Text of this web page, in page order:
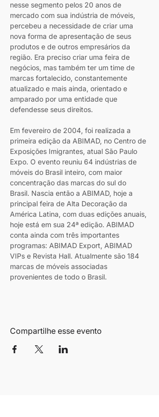
nesse segmento pelos 20 anos de
mercado com sua indústria de móveis,
percebeu a necessidade de criar uma
nova forma de apresentação de seus
produtos e de outros empresários da
região. Era preciso criar uma feira de
negócios, mas também ter um time de
marcas fortalecido, constantemente
atualizado e mais ainda, orientado e
amparado por uma entidade que
defendesse seus direitos.
Em fevereiro de 2004, foi realizada a
primeira edição da ABIMAD, no Centro de
Exposições Imigrantes, atual São Paulo
Expo. O evento reuniu 64 indústrias de
móveis do Brasil inteiro, com maior
concentração das marcas do sul do
Brasil. Nascia então a ABIMAD, hoje a
principal feira de Alta Decoração da
América Latina, com duas edições anuais,
hoje está em sua 24ª edição. ABIMAD
conta ainda com três importantes
programas: ABIMAD Export, ABIMAD
VIPs e Revista Hall. Atualmente são 184
marcas de móveis associadas
provenientes de todo o Brasil.
Compartilhe esse evento